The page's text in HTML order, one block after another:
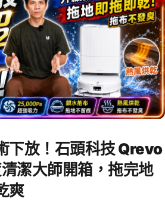
下放！石頭科技 Qrevo
潔大師開箱，拖完地
爽